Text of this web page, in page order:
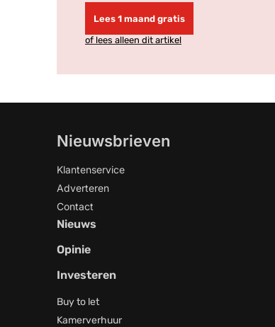
Lees 1 maand gratis
of lees alleen dit artikel
Nieuwsbrieven
Klantenservice
Adverteren
Contact
Nieuws
Opinie
Investeren
Buy to let
Kamerverhuur